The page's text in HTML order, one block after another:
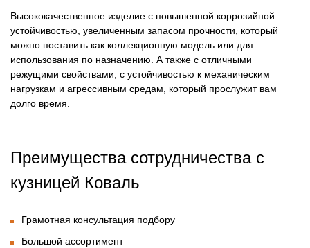
Высококачественное изделие с повышенной коррозийной
устойчивостью, увеличенным запасом прочности, который
можно поставить как коллекционную модель или для
использования по назначению. А также с отличными
режущими свойствами, с устойчивостью к механическим
нагрузкам и агрессивным средам, который прослужит вам
долго время.
Преимущества сотрудничества с
кузницей Коваль
Грамотная консультация подбору
Большой ассортимент